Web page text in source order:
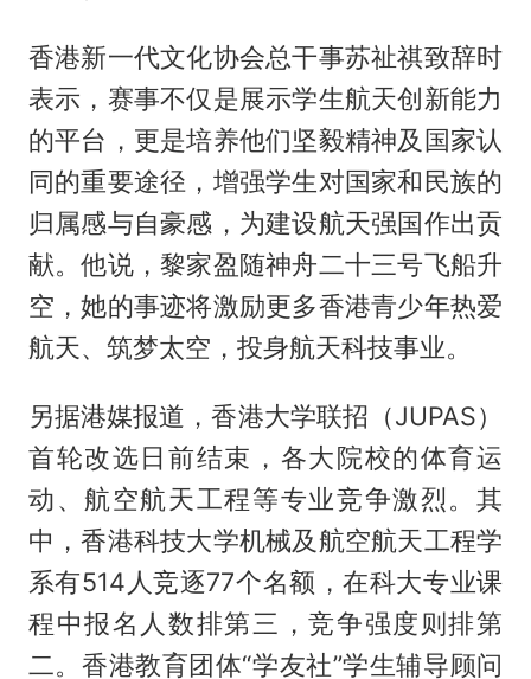
香港新一代文化协会总干事苏祉祺致辞时
表示，赛事不仅是展示学生航天创新能力
的平台，更是培养他们坚毅精神及国家认
同的重要途径，增强学生对国家和民族的
归属感与自豪感，为建设航天强国作出贡
献。他说，黎家盈随神舟二十三号飞船升
空，她的事迹将激励更多香港青少年热爱
航天、筑梦太空，投身航天科技事业。
另据港媒报道，香港大学联招（JUPAS）
首轮改选日前结束，各大院校的体育运
动、航空航天工程等专业竞争激烈。其
中，香港科技大学机械及航空航天工程学
系有514人竞逐77个名额，在科大专业课
程中报名人数排第三，竞争强度则排第
二。香港教育团体“学友社”学生辅导顾问